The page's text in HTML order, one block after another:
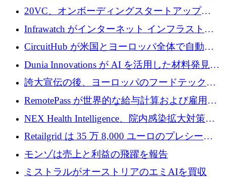
イン コンピューター インターフェイスのため
に 750 万ドルを調達
20VC、オンボーディングスタートアップ
Prelude へのシリーズ A 投資で 2,000 万ドルを
Infrawatch がインターネット インフラストラ
クチャ インテリジェンス向けに 300 万ドルの
プレシードを確保
CircuitHub が米国とヨーロッパ全体で自動電
子機器製造を拡大するために 2,800 万ドルを
Dunia Innovations が AI を活用した材料発見を
産業化するために 2 億 8,000 万ユーロのベル
リン GigaLab を発表
誇大宣伝の後、ヨーロッパのフードテックセ
クターはファンダメンタルズを中心に再構築
RemotePass が世界的な給与計算および雇用プ
ラットフォームを拡大するために 1,740 万ド
NEX Health Intelligence、院内感染拡大対策に
100万ユーロを確保
Retailgrid は 35 万 8,000 ユーロのプレシード
ラウンドで小売業のスプレッドシートをター
ゲットにしています
モンゾは売上と利益の飛躍を報告
ミストラルがオーストリアのエミAIを買収